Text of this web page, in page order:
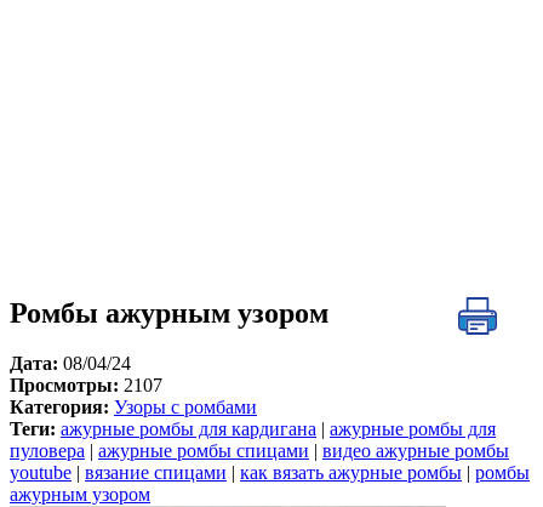
Ромбы ажурным узором
Дата: 08/04/24
Просмотры: 2107
Категория: Узоры с ромбами
Теги: ажурные ромбы для кардигана
ажурные ромбы для
пуловера
ажурные ромбы спицами
видео ажурные ромбы
youtube
вязание спицами как вязать ажурные ромбы
ромбы
ажурным узором